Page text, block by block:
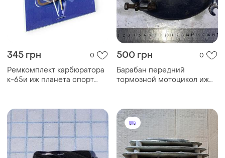
345 грн 0
Ремкомплект карбюратора
к-65и иж планета спорт
500 грн 0
Барабан передний
тормозной мотоцикол иж